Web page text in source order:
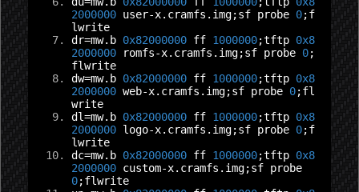
2000000 user-x. cramfs . img;sf probe 0;f
lwrite
dr=mw. b 0x82000000 ff 1000000;tftp 0x8
2000000 romfs-x. cramfs . img;sf probe 0;
flwrite
dw=mw. b 0x82000000 ff 1000000;tftp 0x8
2000000 web-x. cramfs . img;sf probe 0;fl
write
dl=mw. b 0x82000000 ff 1000000;tftp 0x8
2000000 logo-x. cramfs . img;sf probe 0;f
lwrite
dc=mw. b 0x82000000 ff 1000000;tftp 0x8
2000000 custom-x. cramfs . img;
0;flwrite